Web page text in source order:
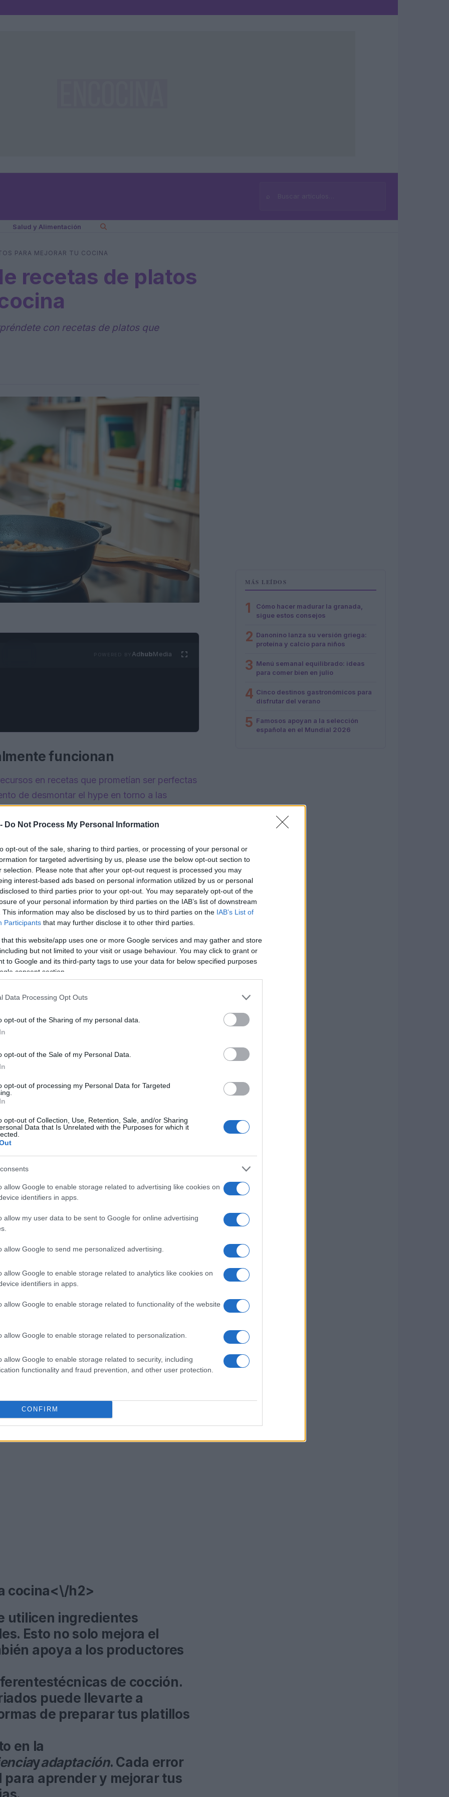
Do Not Process My Personal Information
opt-out of the sale, sharing to third parties, or processing of your personal or
for targeted advertising by us, please use the below opt-out section to
selection. Please note that after your opt-out request is processed you may
interest-based ads based on personal information utilized by us or personal
to third parties prior to your opt-out. You may separately opt-out of the
of your personal information by third parties on the IAB’s list of downstream
This information may also be disclosed by us to third parties on the IAB’s List of
Participants that may further disclose it to other third parties.
that this website/app uses one or more Google services and may gather and store
but not limited to your visit or usage behaviour. You may click to grant or
to Google and its third-party tags to use your data for below specified purposes
consent section.
Data Processing Opt Outs
opt-out of the Sharing of my personal data.
opt-out of the Sale of my Personal Data.
opt-out of processing my Personal Data for Targeted
opt-out of Collection, Use, Retention, Sale, and/or Sharing
Data that Is Unrelated with the Purposes for which it
allow Google to enable storage related to advertising like cookies on
identifiers in apps.
allow my user data to be sent to Google for online advertising
allow Google to send me personalized advertising.
allow Google to enable storage related to analytics like cookies on
identifiers in apps.
allow Google to enable storage related to functionality of the website
allow Google to enable storage related to personalization.
allow Google to enable storage related to security, including
functionality and fraud prevention, and other user protection.
CONFIRM
⌕Buscar
Salud y Alimentación
PARA MEJORAR TU COCINA
recetas de platos
con recetas de platos que
AdhubMedia
funcionan
en recetas que prometían ser perfectas
de desmontar el hype en torno a las
de verdad importa:
recetas de platos que realmente
de cocineros caseros.
la cocina
las recetas más exitosas son
consumidores y que emplean ingredientes
los comensales están dispuestos a invertir
sino también responsables con el medio
fit
y fracasos en la cocina
fallan porque ignoran el contexto. Por
de trufa
a largo plazo. En cambio, recetas como el
dietas.
todas las recetas son iguales. La clave está
fracasos es esencial. Si una receta no
Laprueba y error es parte del proceso
cocina<\/h2>
utilicen ingredientes
. Esto no solo mejora el
apoya a los productores
técnicas de cocción.
puede llevarte a
de preparar tus platillos
en la
yadaptación. Cada error
aprender y mejorar tus
MÁS LEÍDOS
1
Cómo hacer madurar la granada,
sigue estos consejos
2 Danonino lanza su versión griega:
proteína y calcio para niños
3 Menú semanal equilibrado: ideas
para comer bien en julio
4 Cinco destinos gastronómicos para
disfrutar del verano
5 Famosos apoyan a la selección
española en el Mundial 2026